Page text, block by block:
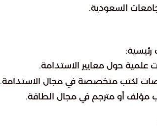
السعودية.
رئيسية:
علمية حول معايير الاستدامة.
لكتب متخصصة في مجال الاستدامة.
مؤلف أو مترجم في مجال الطاقة.